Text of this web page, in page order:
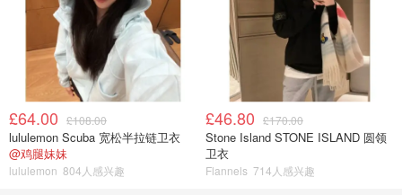
£64.00 £108.00
lululemon Scuba 宽松半拉链卫衣
@鸡腿妹妹
lululemon 804人感兴趣
£46.80 £170.00
Stone Island STONE ISLAND 圆领
卫衣
Flannels 714人感兴趣